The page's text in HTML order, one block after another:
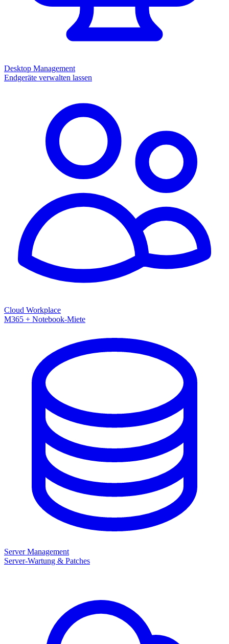
Desktop Management
Endgeräte verwalten lassen
Cloud Workplace
M365 + Notebook-Miete
Server Management
Server-Wartung & Patches